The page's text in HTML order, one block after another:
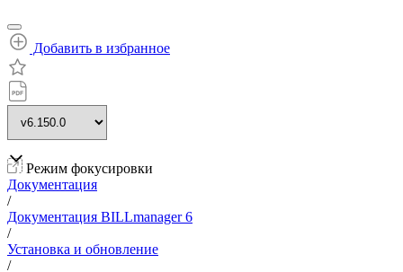
Добавить в избранное
Режим фокусировки
Документация
/
Документация BILLmanager 6
/
Установка и обновление
/